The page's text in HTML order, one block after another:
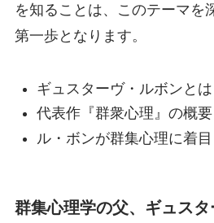
を知ることは、このテーマを
第一歩となります。
ギュスターヴ・ルボンとは
代表作『群衆心理』の概要
ル・ボンが群集心理に着
群集心理学の父、ギュス